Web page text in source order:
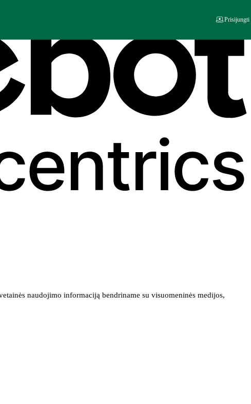
naudojimo informaciją bendriname su visuomeninės medijos,
Prisijungti